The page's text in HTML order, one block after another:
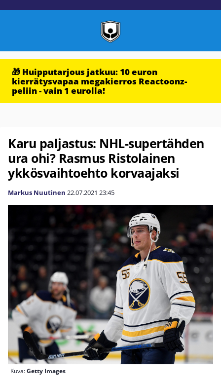
🎁 Huipputarjous jatkuu: 10 euron
kierrätysvapaa megakierros Reactoonz-
peliin - vain 1 eurolla!
Karu paljastus: NHL-supertähden
ura ohi? Rasmus Ristolainen
ykkösvaihtoehto korvaajaksi
Markus Nuutinen 22.07.2021 23:45
Kuva:Getty Images